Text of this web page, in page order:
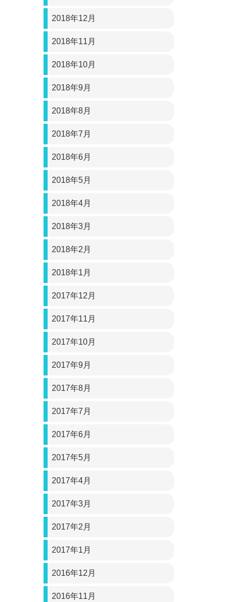
2018年12月
2018年11月
2018年10月
2018年9月
2018年8月
2018年7月
2018年6月
2018年5月
2018年4月
2018年3月
2018年2月
2018年1月
2017年12月
2017年11月
2017年10月
2017年9月
2017年8月
2017年7月
2017年6月
2017年5月
2017年4月
2017年3月
2017年2月
2017年1月
2016年12月
2016年11月